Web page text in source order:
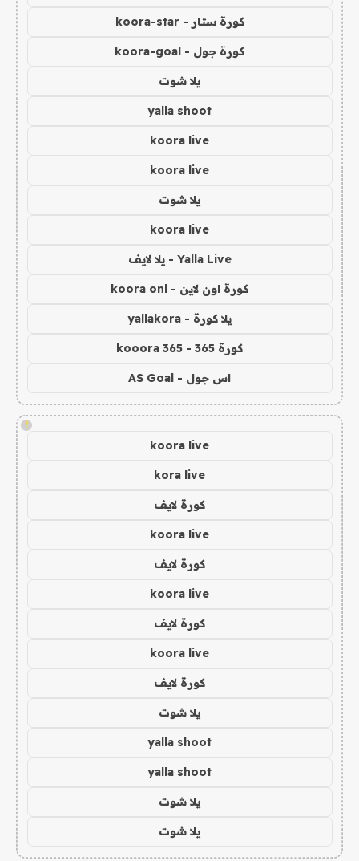
كورة ستار - koora-star
كورة جول - koora-goal
يلا شوت
yalla shoot
koora live
koora live
يلا شوت
koora live
Yalla Live - يلا لايف
كورة اون لاين - koora onl
يلا كورة - yallakora
كورة 365 - kooora 365
اس جول - AS Goal
!
koora live
kora live
كورة لايف
koora live
كورة لايف
koora live
كورة لايف
koora live
كورة لايف
يلا شوت
yalla shoot
yalla shoot
يلا شوت
يلا شوت